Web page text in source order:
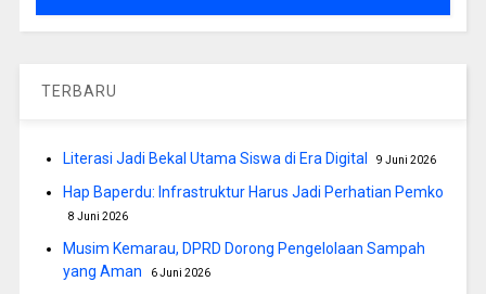
TERBARU
Literasi Jadi Bekal Utama Siswa di Era Digital 9 Juni 2026
Hap Baperdu: Infrastruktur Harus Jadi Perhatian Pemko
8 Juni 2026
Musim Kemarau, DPRD Dorong Pengelolaan Sampah
yang Aman
6 Juni 2026